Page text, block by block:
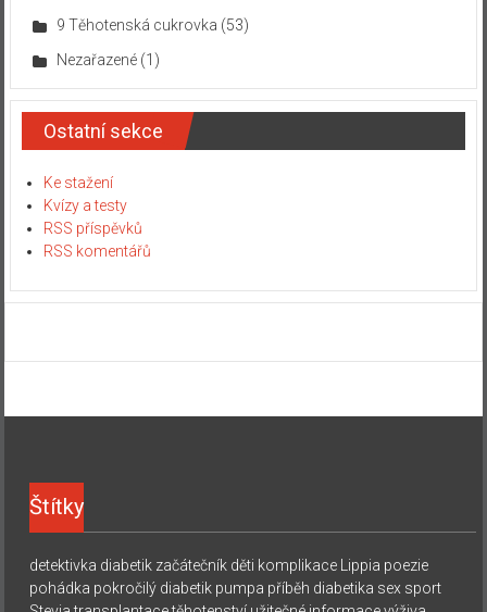
9 Těhotenská cukrovka (53)
Nezařazené(1)
Ostatní sekce
Ke stažení
Kvízy a testy
RSS příspěvků
RSS komentářů
Štítky
detektivka diabetik začátečník děti komplikace Lippia poezie
pohádka pokročilý diabetik pumpa příběh diabetika sex sport